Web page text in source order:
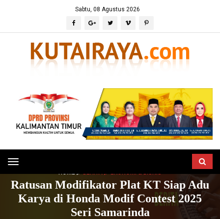
Sabtu, 08 Agustus 2026
Toggle
navigation
Ratusan Modifikator Plat KT Siap Adu
Karya di Honda Modif Contest 2025
Seri Samarinda